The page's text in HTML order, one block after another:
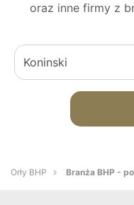
oraz inne firmy z
Orły BHP Branża BHP -